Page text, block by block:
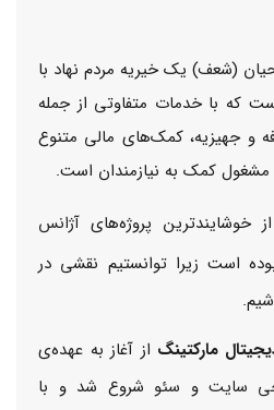
(شعف) یک خیریه مردم نهاد با
که با خدمات متفاوتی از جمله
و جهیزیه، کمک‌های مالی متنوع
کمک به نیازمندان است.
پروژه‌های آژانس
است زیرا توانستیم نقشی در
مارکتینگ از آغاز به عهده‌ی
سایت و سئو شروع شد و با